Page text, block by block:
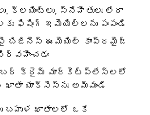
క్లయింట్లు, స్నేహితులు లేదా
ఫిషింగ్ ఇమెయిల్‌లను పంపండి
బిజినెస్ ఈమెయిల్ కాంప్రమైజ్
నిర్వహించడం
క్రైమ్ మార్కెట్‌ప్లేస్‌లలో
ఖాతా యాక్సెస్‌ను అమ్మండి
బహుళ ఖాతాలలో ఒకే